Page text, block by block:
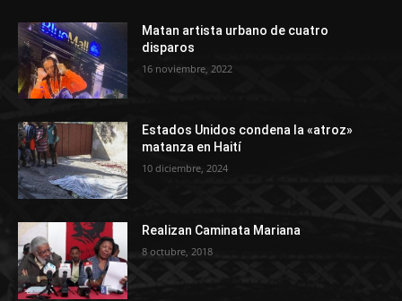
Matan artista urbano de cuatro
disparos
16 noviembre, 2022
Estados Unidos condena la «atroz»
matanza en Haití
10 diciembre, 2024
Realizan Caminata Mariana
8 octubre, 2018